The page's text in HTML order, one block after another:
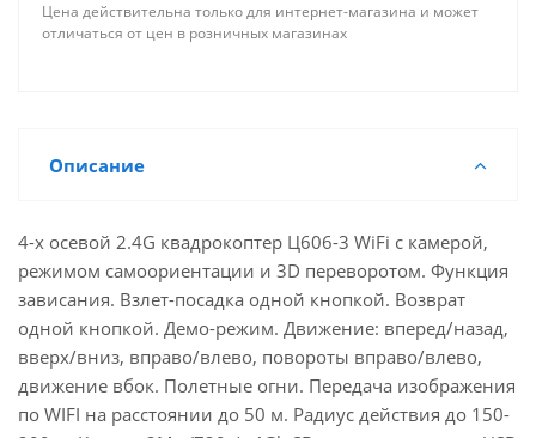
Цена действительна только для интернет-магазина и может
отличаться от цен в розничных магазинах
Описание
4-х осевой 2.4G квадрокоптер Ц606-3 WiFi с камерой,
режимом самоориентации и 3D переворотом. Функция
зависания. Взлет-посадка одной кнопкой. Возврат
одной кнопкой. Демо-режим. Движение: вперед/назад,
вверх/вниз, вправо/влево, повороты вправо/влево,
движение вбок. Полетные огни. Передача изображения
по WIFI на расстоянии до 50 м. Радиус действия до 150-